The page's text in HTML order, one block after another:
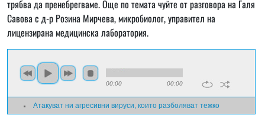
трябва да пренебрегваме. Още по темата чуйте от разговора на Галя
Савова с д-р Розина Мирчева, микробиолог, управител на
лицензирана медицинска лаборатория.
00:00 00:00
Атакуват ни агресивни вируси, които разболяват тежко